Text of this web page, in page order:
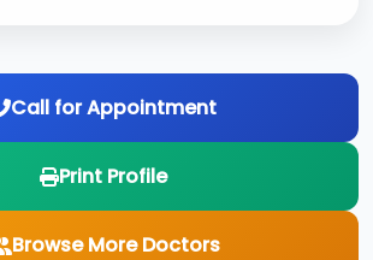
Call for Appointment
Print Profile
Browse More Doctors